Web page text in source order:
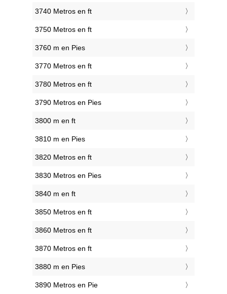
3740 Metros en ft
3750 Metros en ft
3760 m en Pies
3770 Metros en ft
3780 Metros en ft
3790 Metros en Pies
3800 m en ft
3810 m en Pies
3820 Metros en ft
3830 Metros en Pies
3840 m en ft
3850 Metros en ft
3860 Metros en ft
3870 Metros en ft
3880 m en Pies
3890 Metros en Pie